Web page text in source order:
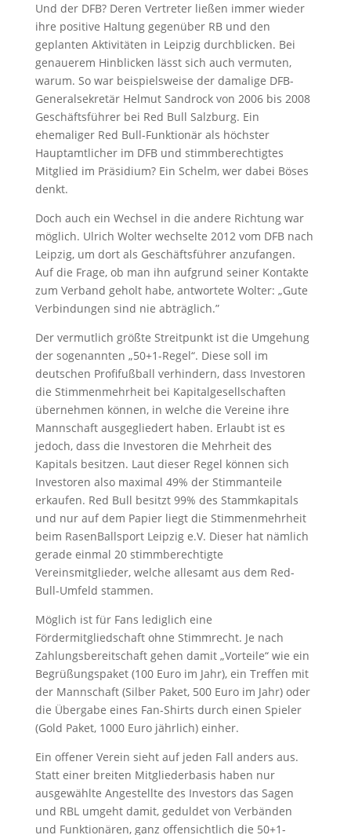
Und der DFB? Deren Vertreter ließen immer wieder
ihre positive Haltung gegenüber RB und den
geplanten Aktivitäten in Leipzig durchblicken. Bei
genauerem Hinblicken lässt sich auch vermuten,
warum. So war beispielsweise der damalige DFB-
Generalsekretär Helmut Sandrock von 2006 bis 2008
Geschäftsführer bei Red Bull Salzburg. Ein
ehemaliger Red Bull-Funktionär als höchster
Hauptamtlicher im DFB und stimmberechtigtes
Mitglied im Präsidium? Ein Schelm, wer dabei Böses
denkt.
Doch auch ein Wechsel in die andere Richtung war
möglich. Ulrich Wolter wechselte 2012 vom DFB nach
Leipzig, um dort als Geschäftsführer anzufangen.
Auf die Frage, ob man ihn aufgrund seiner Kontakte
zum Verband geholt habe, antwortete Wolter: „Gute
Verbindungen sind nie abträglich.”
Der vermutlich größte Streitpunkt ist die Umgehung
der sogenannten „50+1-Regel“. Diese soll im
deutschen Profifußball verhindern, dass Investoren
die Stimmenmehrheit bei Kapitalgesellschaften
übernehmen können, in welche die Vereine ihre
Mannschaft ausgegliedert haben. Erlaubt ist es
jedoch, dass die Investoren die Mehrheit des
Kapitals besitzen. Laut dieser Regel können sich
Investoren also maximal 49% der Stimmanteile
erkaufen. Red Bull besitzt 99% des Stammkapitals
und nur auf dem Papier liegt die Stimmenmehrheit
beim RasenBallsport Leipzig e.V. Dieser hat nämlich
gerade einmal 20 stimmberechtigte
Vereinsmitglieder, welche allesamt aus dem Red-
Bull-Umfeld stammen.
Möglich ist für Fans lediglich eine
Fördermitgliedschaft ohne Stimmrecht. Je nach
Zahlungsbereitschaft gehen damit „Vorteile“ wie ein
Begrüßungspaket (100 Euro im Jahr), ein Treffen mit
der Mannschaft (Silber Paket, 500 Euro im Jahr) oder
die Übergabe eines Fan-Shirts durch einen Spieler
(Gold Paket, 1000 Euro jährlich) einher.
Ein offener Verein sieht auf jeden Fall anders aus.
Statt einer breiten Mitgliederbasis haben nur
ausgewählte Angestellte des Investors das Sagen
und RBL umgeht damit, geduldet von Verbänden
und Funktionären, ganz offensichtlich die 50+1-